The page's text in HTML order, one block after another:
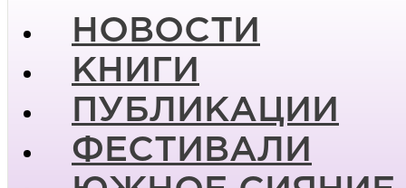
НОВОСТИ
КНИГИ
ПУБЛИКАЦИИ
ФЕСТИВАЛИ